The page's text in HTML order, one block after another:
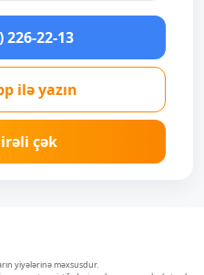
226-22-13
ilə yazın
çək
yiyələrinə məxsusdur.